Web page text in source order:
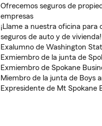
Ofrecemos seguros de
empresas
¡Llame a nuestra oficina para
seguros de auto y de vivienda!
Exalumno de Washington
Exmiembro de la junta de
Exmiembro de Spokane
Miembro de la junta de Boys
Expresidente de Mt Spokane